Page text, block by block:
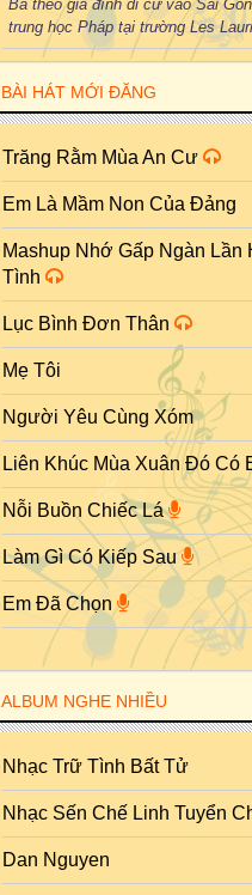
Bà theo gia đình di cư vào Sài
trung học Pháp tại trường Les
BÀI HÁT MỚI ĐĂNG
Trăng Rằm Mùa An Cư
Em Là Mầm Non Của Đảng
Mashup Nhớ Gấp Ngàn Lần
Tình
Lục Bình Đơn Thân
Mẹ Tôi
Người Yêu Cùng Xóm
Liên Khúc Mùa Xuân Đó Có
Nỗi Buồn Chiếc Lá
Làm Gì Có Kiếp Sau
Em Đã Chọn
ALBUM NGHE NHIỀU
Nhạc Trữ Tình Bất Tử
Nhạc Sến Chế Linh Tuyển
Dan Nguyen